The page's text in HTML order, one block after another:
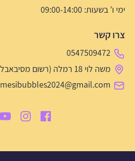
ימי ו’ בשעות: 09:00-14:00
צרו קשר
0547509472
משה לוי 18 רמלה (רשום מסיבאבלס על השלט בחנות)
mesibubbles2024@gmail.com